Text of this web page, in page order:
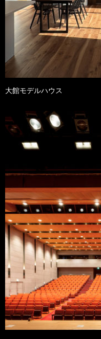
大館モデルハウス